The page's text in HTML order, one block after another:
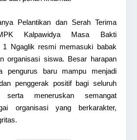
Pelantikan dan Serah Terima
Kalpawidya Masa Bakti
1 Ngaglik resmi memasuki babak
organisasi siswa. Besar harapan
pengurus baru mampu menjadi
penggerak positif bagi seluruh
meneruskan semangat
organisasi yang berkarakter,